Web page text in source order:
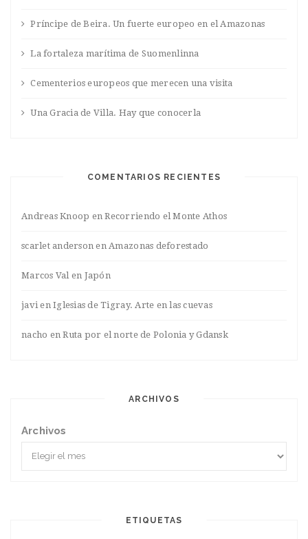
Príncipe de Beira. Un fuerte europeo en el Amazonas
La fortaleza marítima de Suomenlinna
Cementerios europeos que merecen una visita
Una Gracia de Villa. Hay que conocerla
COMENTARIOS RECIENTES
Andreas Knoop enRecorriendo el Monte Athos
scarlet anderson en Amazonas deforestado
Marcos Val en Japón
javi enIglesias de Tigray. Arte en las cuevas
nacho enRuta por el norte de Polonia y Gdansk
ARCHIVOS
Archivos
ETIQUETAS